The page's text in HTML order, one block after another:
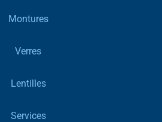
Montures
Verres
Lentilles
Services